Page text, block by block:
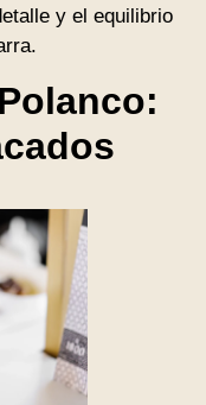
y el equilibrio